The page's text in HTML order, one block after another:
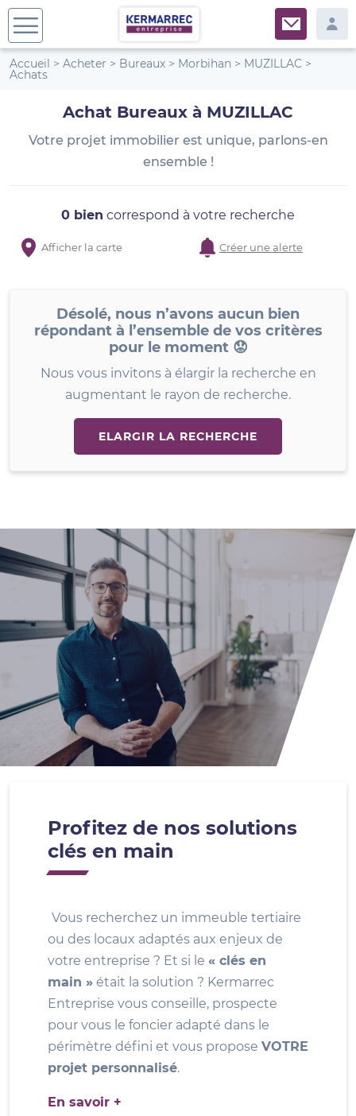
Accueil > Acheter > Bureaux > Morbihan > MUZILLAC >
Achats
Achat Bureaux à MUZILLAC
Votre projet immobilier est unique, parlons-en
ensemble !
0 bien correspond à votre recherche
Afficher la carte Créer une alerte
Désolé, nous n’avons aucun bien
répondant à l’ensemble de vos critères
pour le moment 😟
Nous vous invitons à élargir la recherche en
augmentant le rayon de recherche.
ELARGIR LA RECHERCHE
Profitez de nos solutions
clés en main
Vous recherchez un immeuble tertiaire
ou des locaux adaptés aux enjeux de
votre entreprise ? Et si le « clés en
main » était la solution ? Kermarrec
Entreprise vous conseille, prospecte
pour vous le foncier adapté dans le
périmètre défini et vous propose VOTRE
projet personnalisé.
En savoir +